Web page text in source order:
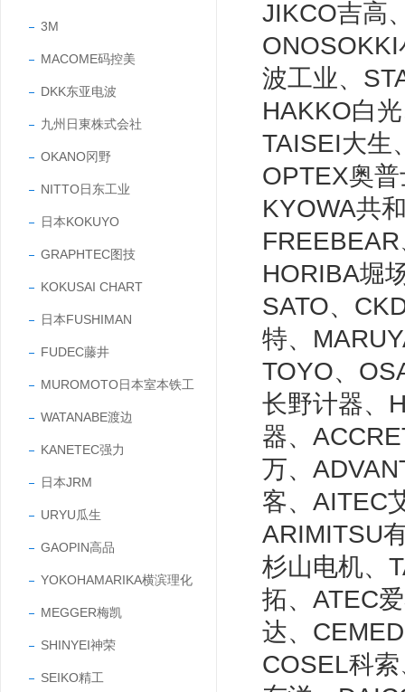
3M
MACOME码控美
DKK东亚电波
九州日東株式会社
OKANO冈野
NITTO日东工业
日本KOKUYO
GRAPHTEC图技
KOKUSAI CHART
日本FUSHIMAN
FUDEC藤井
MUROMOTO日本室本铁工
WATANABE渡边
KANETEC强力
日本JRM
URYU瓜生
GAOPIN高品
YOKOHAMARIKA横滨理化
MEGGER梅凯
SHINYEI神荣
SEIKO精工
JIKCO吉高
波工业、
HAKKO白
TAISEI大生
OPTEX奥
KYOWA共
HORIBA堀
SATO、
特、
TOYO、
长野计器、
器、
万、
客、AITEC
ARIMITSU
杉山电机、
拓、ATEC
达、
COSEL科